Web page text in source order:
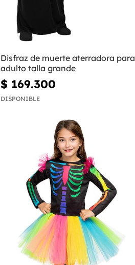
Disfraz de muerte aterradora para
adulto talla grande
$ 169.300
DISPONIBLE